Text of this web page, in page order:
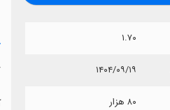
۱.۷۰
۱۴۰۴/۰۹/۱۹
۸۰ هزار